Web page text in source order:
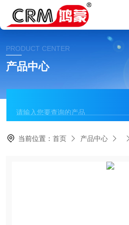
PRODUCT CENTER
产品中心
当前位置：首页 产品中心